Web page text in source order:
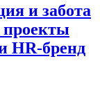
и забота
проекты
HR-бренд